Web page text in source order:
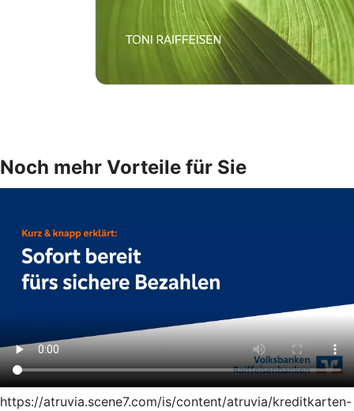
Noch mehr Vorteile für Sie
https://atruvia.scene7.com/is/content/atruvia/kreditkarten-